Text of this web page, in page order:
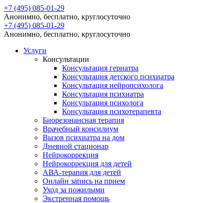
+7 (495) 085-01-29
Анонимно, бесплатно, круглосуточно
+7 (495) 085-01-29
Анонимно, бесплатно, круглосуточно
Услуги
Консультации
Консультация гериатра
Консультация детского психиатра
Консультация нейропсихолога
Консультация психиатра
Консультация психолога
Консультация психотерапевта
Биорезонансная терапия
Врачебный консилиум
Вызов психиатра на дом
Дневной стационар
Нейрокоррекция
Нейрокоррекция для детей
АВА-терапия для детей
Онлайн запись на прием
Уход за пожилыми
Экстренная помощь